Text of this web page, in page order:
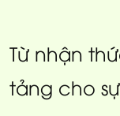
Từ nhận
tảng cho